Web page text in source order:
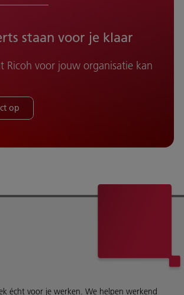
staan voor je klaar
Ricoh voor jouw organisatie kan
op
écht voor je werken. We helpen werkend